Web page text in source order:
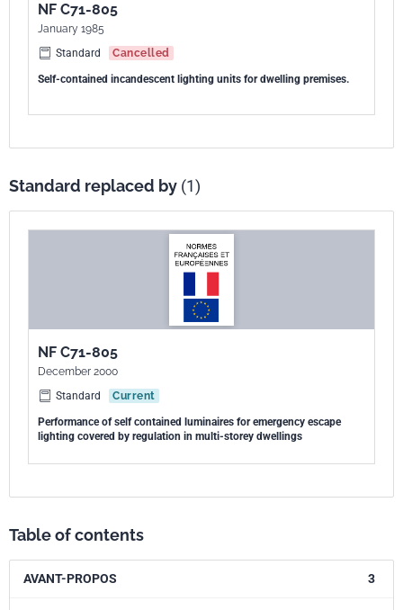
NF C71-805
January 1985
Standard
Cancelled
Self-contained incandescent lighting units for dwelling premises.
Standard replaced by (1)
NF C71-805
December 2000
Standard
Current
Performance of self contained luminaires for emergency escape
lighting covered by regulation in multi-storey dwellings
Table of contents
AVANT-PROPOS 3